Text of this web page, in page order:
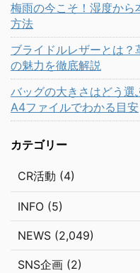
梅雨の今こそ！湿度から
方法
ブライドルレザーとは
の魅力を徹底解説
バッグの大きさはどう選
A4ファイルでわかる目安
カテゴリー
CR活動 (4)
INFO (5)
NEWS (2,049)
SNS企画 (2)